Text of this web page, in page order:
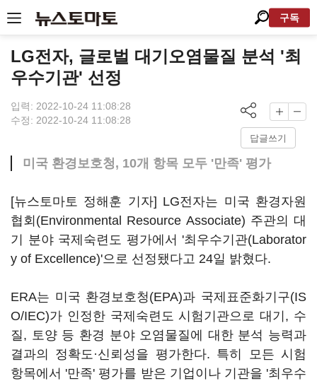
구독
LG전자, 글로벌 대기오염물질 분석 '최
우수기관' 선정
입력: 2022-10-24 11:08:28
수정: 2022-10-24 11:08:28
답글쓰기
미국 환경보호청, 10개 항목 모두 '만족' 평가
[뉴스토마토 정해훈 기자] LG전자는 미국 환경자원
협회(Environmental Resource Associate) 주관의 대
기 분야 국제숙련도 평가에서 '최우수기관(Laborator
y of Excellence)'으로 선정됐다고 24일 밝혔다.
ERA는 미국 환경보호청(EPA)과 국제표준화기구(IS
O/IEC)가 인정한 국제숙련도 시험기관으로 대기, 수
질, 토양 등 환경 분야 오염물질에 대한 분석 능력과
결과의 정확도·신뢰성을 평가한다. 특히 모든 시험
항목에서 '만족' 평가를 받은 기업이나 기관을 '최우수